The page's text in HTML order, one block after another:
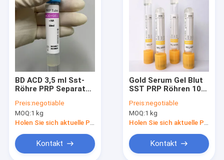
BD ACD 3,5 ml Sst-
Röhre PRP Separated
Preis:negotiable
MOQ:1 kg
Holen Sie sich aktuelle Preis
Kontakt
Gold Serum Gel Blut
SST PRP Röhren 10
Blutgerinnungsmittel
Preis:negotiable
MOQ:1 kg
Holen Sie sich aktuelle Preis
Kontakt